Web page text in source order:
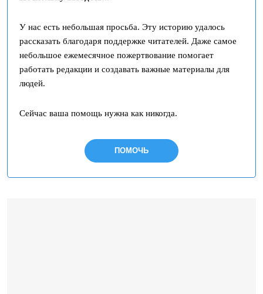
У нас есть небольшая просьба. Эту историю удалось
рассказать благодаря поддержке читателей. Даже самое
небольшое ежемесячное пожертвование помогает
работать редакции и создавать важные материалы для
людей.
Сейчас ваша помощь нужна как никогда.
ПОМОЧЬ